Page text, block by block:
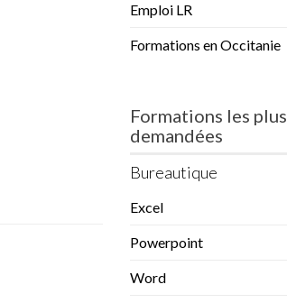
Emploi LR
Formations en Occitanie
Formations les plus
demandées
Bureautique
Excel
Powerpoint
Word